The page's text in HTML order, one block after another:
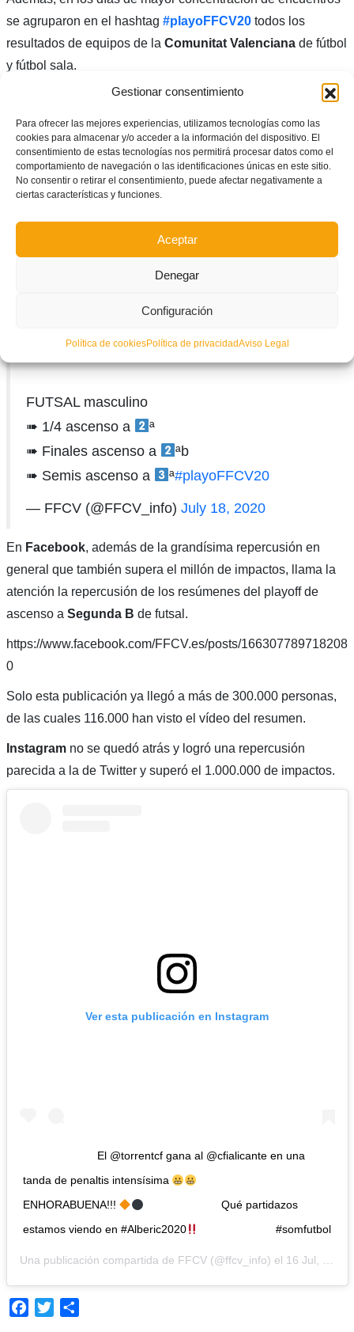
Gestionar consentimiento
Para ofrecer las mejores experiencias, utilizamos tecnologías como las
cookies para almacenar y/o acceder a la información del dispositivo. El
consentimiento de estas tecnologías nos permitirá procesar datos como el
comportamiento de navegación o las identificaciones únicas en este sitio.
No consentir o retirar el consentimiento, puede afectar negativamente a
ciertas características y funciones.
Aceptar
Denegar
Configuración
Política de cookiesPolítica de privacidadAviso Legal
se agruparon en el hashtag #playoFFCV20 todos los
resultados de equipos de la Comunitat Valenciana de fútbol
y fútbol sala.
De esta manera se facilitó el poder seguir con mayor
facilidad su evolución en las finales.
Hoy la tarde viene cargadita con#playoff2020…
➠ Semis ascenso
ªb
FUTSAL masculino
➠ 1/4 ascenso a
ª
➠ Finales ascenso a
ªb
➠ Semis ascenso a
ª#playoFFCV20
— FFCV (@FFCV_info) July 18, 2020
En Facebook, además de la grandísima repercusión en
general que también supera el millón de impactos, llama la
atención la repercusión de los resúmenes del playoff de
ascenso a Segunda B de futsal.
https://www.facebook.com/FFCV.es/posts/166307789718208
0
Solo esta publicación ya llegó a más de 300.000 personas,
de las cuales 116.000 han visto el vídeo del resumen.
Instagramno se quedó atrás y logró una repercusión
parecida a la de Twitter y superó el 1.000.000 de impactos.
Ver esta publicación en Instagram
⠀⠀⠀⠀⠀⠀⠀⠀⠀ El @torrentcf gana al @cfialicante en una
tanda de penaltis intensísima
ENHORABUENA!!!
⠀⠀⠀⠀⠀⠀⠀⠀⠀ Qué partidazos
estamos viendo en #Alberic2020
⠀⠀⠀⠀⠀⠀⠀⠀⠀ #somfutbol
Una publicación compartida de FFCV(@ffcv_info) el 16 Jul, 2020 a las 2:20 PDT
Facebook
Twitter